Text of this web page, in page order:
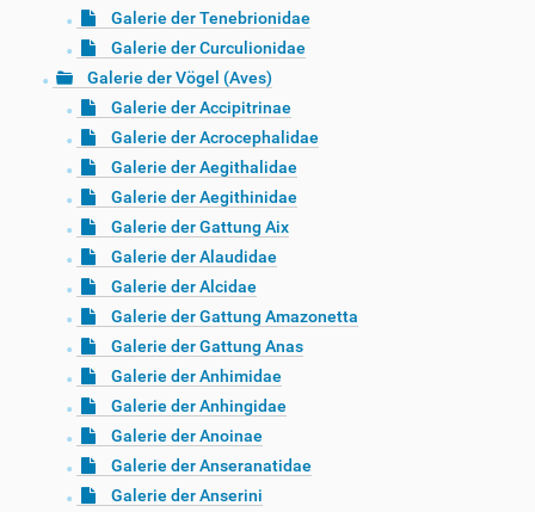
Galerie der Tenebrionidae
Galerie der Curculionidae
Galerie der Vögel (Aves)
Galerie der Accipitrinae
Galerie der Acrocephalidae
Galerie der Aegithalidae
Galerie der Aegithinidae
Galerie der Gattung Aix
Galerie der Alaudidae
Galerie der Alcidae
Galerie der Gattung Amazonetta
Galerie der Gattung Anas
Galerie der Anhimidae
Galerie der Anhingidae
Galerie der Anoinae
Galerie der Anseranatidae
Galerie der Anserini